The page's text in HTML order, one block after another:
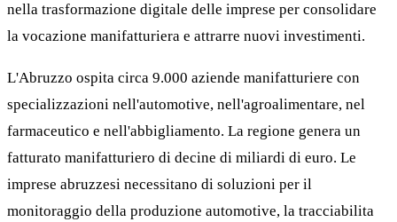
nella trasformazione digitale delle imprese per consolidare
la vocazione manifatturiera e attrarre nuovi investimenti.
L'Abruzzo ospita circa 9.000 aziende manifatturiere con
specializzazioni nell'automotive, nell'agroalimentare, nel
farmaceutico e nell'abbigliamento. La regione genera un
fatturato manifatturiero di decine di miliardi di euro. Le
imprese abruzzesi necessitano di soluzioni per il
monitoraggio della produzione automotive, la tracciabilita